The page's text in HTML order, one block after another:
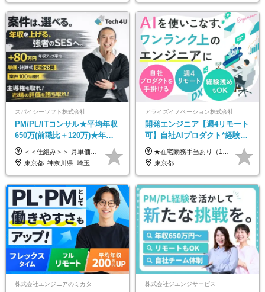
スパイシーソフト株式会社
PM/PL/ITコンサル★平均年収
650万(前職比＋120万)★年間
休日132日★残業月平均7.4h★
リモあり
＜＜仕組み＞＞ 月単価に応じて会社HPで公開しているテーブルにもとづき毎月決定されます！ https://www.tech4u.dev/payroll ＜＜実績＞＞ PM/PL・ITコンサル職の平均年収実績：650万円 前職比平均：＋120万円 ＜＜PM/PL・ITコンサル案件＞＞ ・PMO／進捗・課題管理：600〜800万円 ・要件定義／業務改善支援：650〜850万円 ・開発PM／PL：750〜1000万円 ・インフラPM／PL：750〜1000万円 ・ITコンサル／導入支援：800〜1000万円 ＜＜リーダークラス＞＞ 還元率：85〜90％ ・月単価100万円 → 年収約960万円 ・月単価120万円 → 年収約1150万円 ・月単価140万円 → 年収約1300万円 ※単価・還元率はすべて公開 ※待機時も給与保証 ※還元率は他社にあわせ社保の会社負担分も含めています 月給25万円～67万円＋賞与年2回 ※上記には、30時間分（4万5千円～12万1千円）の固定残業代が含まれています。超過分は別途支給します。 ※試用期間中も給与、福利厚生に差異なし 【固定残業代について】 固定残業30時間分（45,000円～121,000円）を含む ※超過分は別途全額支給
東京都_神奈川県_埼玉県_千葉県_大阪府_愛知県_兵庫県_京都府_福岡県
アライズイノベーション株式会社
開発エンジニア【週4リモート
可】自社AIプロダクト*経験浅
めOK*実働7.15h*業界シェア
TOPクラス
★在宅勤務手当あり（1日あたり500円） ★交通費は一律で支給します 年俸制：360万円〜800万円（12分割し、月々30万円～66.6万円を支給） ※経験・スキルを考慮して決定いたします。 ※上記金額には固定残業代（40時間分/7.5万円～16.6万円）を含みます。超過分は全額支給します。
東京都
株式会社エンジニアのミカタ 株式会社ジエンジサービス